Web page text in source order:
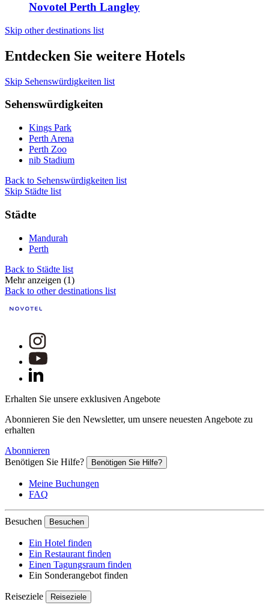
Novotel Perth Langley
Skip other destinations list
Entdecken Sie weitere Hotels
Skip Sehenswürdigkeiten list
Sehenswürdigkeiten
Kings Park
Perth Arena
Perth Zoo
nib Stadium
Back to Sehenswürdigkeiten list
Skip Städte list
Städte
Mandurah
Perth
Back to Städte list
Mehr anzeigen (1)
Back to other destinations list
Erhalten Sie unsere exklusiven Angebote
Abonnieren Sie den Newsletter, um unsere neuesten Angebote zu
erhalten
Abonnieren
Benötigen Sie Hilfe?
Benötigen Sie Hilfe?
Meine Buchungen
FAQ
Besuchen Besuchen
Ein Hotel finden
Ein Restaurant finden
Einen Tagungsraum finden
Ein Sonderangebot finden
Reiseziele Reiseziele